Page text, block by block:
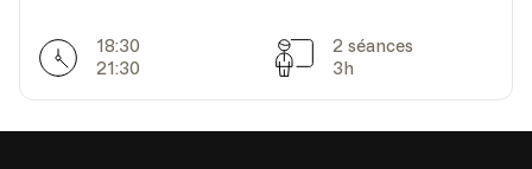
Horarires
18:30
21:30
Séances
2 séances
3h